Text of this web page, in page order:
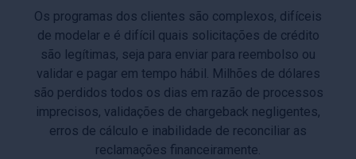
Os programas dos clientes são complexos, difíceis
de modelar e é difícil quais solicitações de crédito
são legítimas, seja para enviar para reembolso ou
validar e pagar em tempo hábil. Milhões de dólares
são perdidos todos os dias em razão de processos
imprecisos, validações de chargeback negligentes,
erros de cálculo e inabilidade de reconciliar as
reclamações financeiramente.